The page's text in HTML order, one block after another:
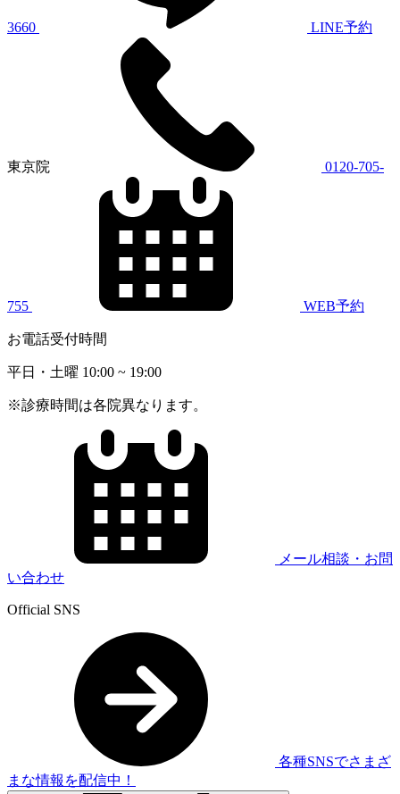
3660 LINE予約
東京院 0120-705-
755 WEB予約
お電話受付時間
平日・土曜 10:00 ~ 19:00
※診療時間は各院異なります。
メール相談・お問
い合わせ
Official SNS
各種SNSでさまざ
まな情報を配信中！